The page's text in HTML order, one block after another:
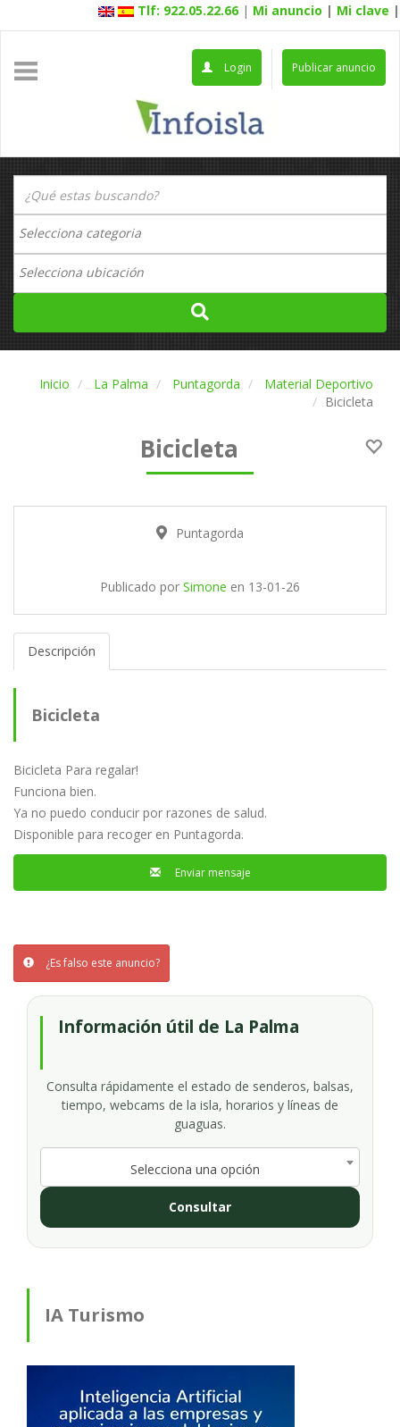
Tlf: 922.05.22.66 | Mi anuncio | Mi clave |
Publicar anuncio
Login
Inicio La Palma Puntagorda
Material Deportivo
Bicicleta
Bicicleta
Puntagorda
Publicado por Simone en 13-01-26
Descripción
Bicicleta
Bicicleta Para regalar!
Funciona bien.
Ya no puedo conducir por razones de salud.
Disponible para recoger en Puntagorda.
Enviar mensaje
¿Es falso este anuncio?
Información útil de La Palma
Consulta rápidamente el estado de senderos, balsas,
tiempo, webcams de la isla, horarios y líneas de
guaguas.
Selecciona una opción
Consultar
IA Turismo